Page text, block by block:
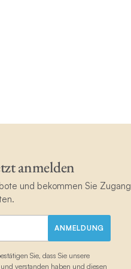
anmelden
und bekommen Sie
ANMELDUNG
Sie, dass Sie unsere
verstanden haben und diesen